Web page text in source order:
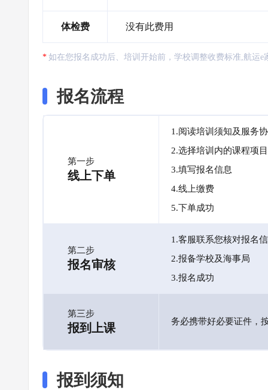
体检费 没有此费用
如在您报名成功后、培训开始前，学校调整收费标准,航运
报名流程
第一步
线上下单
1.阅读培训须知及服务
2.选择培训内的课程项目
3.填写报名信息
4.线上缴费
5.下单成功
第二步
报名审核
1.客服联系您核对报名
2.报备学校及海事局
3.报名成功
第三步
报到上课 务必携带好必要证件，
报到须知